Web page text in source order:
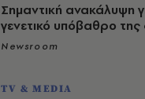
Σημαντική ανακάλυψη
γενετικό υπόβαθρο
Newsroom
TV & MEDIA